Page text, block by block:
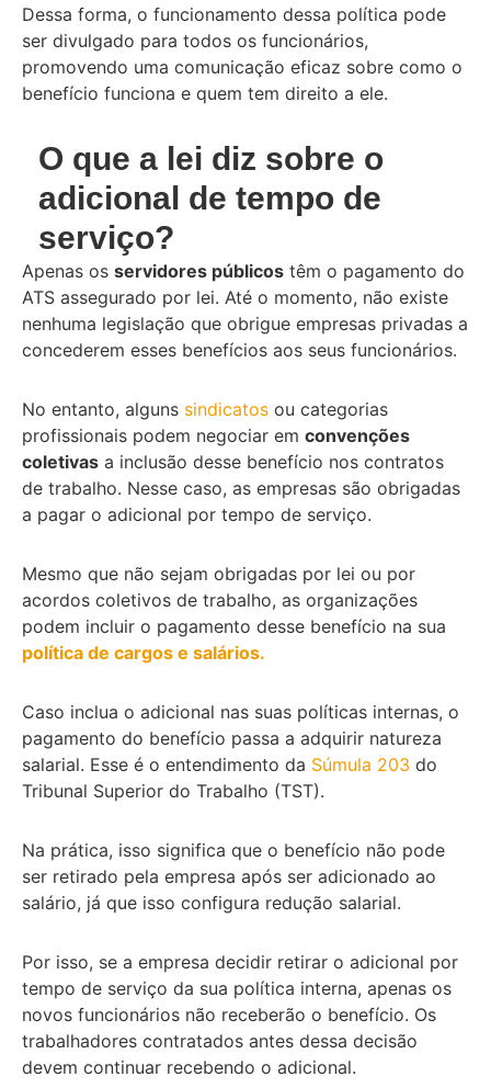
Dessa forma, o funcionamento dessa política pode
ser divulgado para todos os funcionários,
promovendo uma comunicação eficaz sobre como o
benefício funciona e quem tem direito a ele.
O que a lei diz sobre o
adicional de tempo de
serviço?
Apenas os servidores públicos têm o pagamento do
ATS assegurado por lei. Até o momento, não existe
nenhuma legislação que obrigue empresas privadas a
concederem esses benefícios aos seus funcionários.
No entanto, alguns sindicatos ou categorias
profissionais podem negociar em convenções
coletivas a inclusão desse benefício nos contratos
de trabalho. Nesse caso, as empresas são obrigadas
a pagar o adicional por tempo de serviço.
Mesmo que não sejam obrigadas por lei ou por
acordos coletivos de trabalho, as organizações
podem incluir o pagamento desse benefício na sua
política de cargos e salários.
Caso inclua o adicional nas suas políticas internas, o
pagamento do benefício passa a adquirir natureza
salarial. Esse é o entendimento da Súmula 203 do
Tribunal Superior do Trabalho (TST).
Na prática, isso significa que o benefício não pode
ser retirado pela empresa após ser adicionado ao
salário, já que isso configura redução salarial.
Por isso, se a empresa decidir retirar o adicional por
tempo de serviço da sua política interna, apenas os
novos funcionários não receberão o benefício. Os
trabalhadores contratados antes dessa decisão
devem continuar recebendo o adicional.